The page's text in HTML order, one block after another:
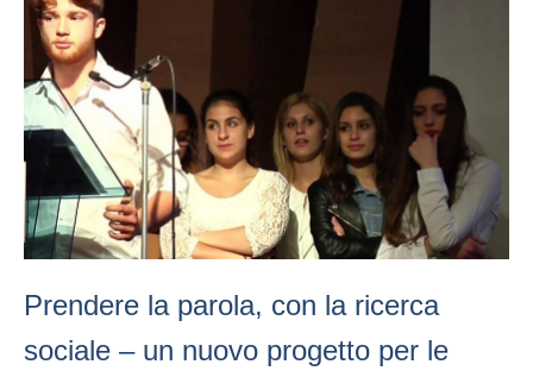
Prendere la parola, con la ricerca
sociale – un nuovo progetto per le